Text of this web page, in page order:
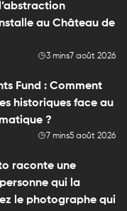
au Château de
3 mins7 août 2026
Fund : Comment
historiques face au
?
7 mins5 août 2026
raconte une
qui la
le photographe qui